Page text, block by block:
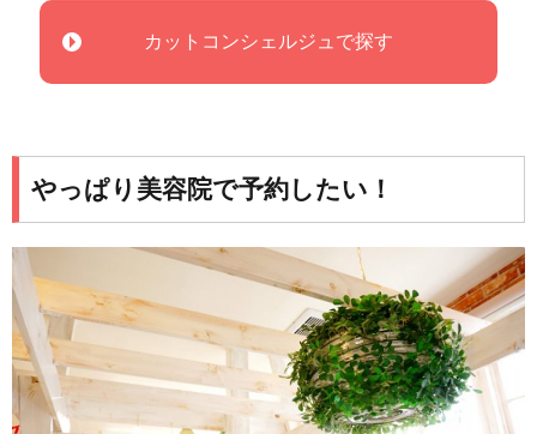
カットコンシェルジュで探す
やっぱり美容院で予約したい！